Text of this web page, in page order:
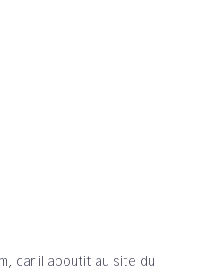
car il aboutit au site du